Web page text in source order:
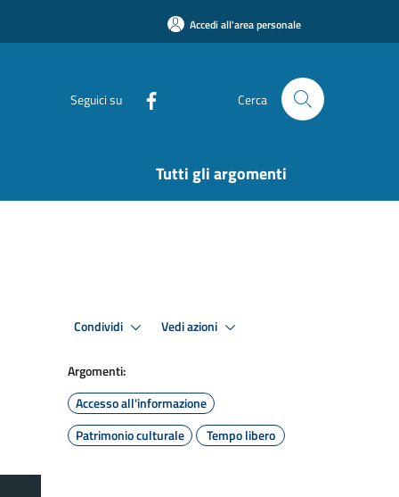
Accedi all'area personale
Seguici su Cerca
Tutti gli argomenti
Condividi Vedi azioni
Argomenti:
Accesso all'informazione
Patrimonio culturale
Tempo libero